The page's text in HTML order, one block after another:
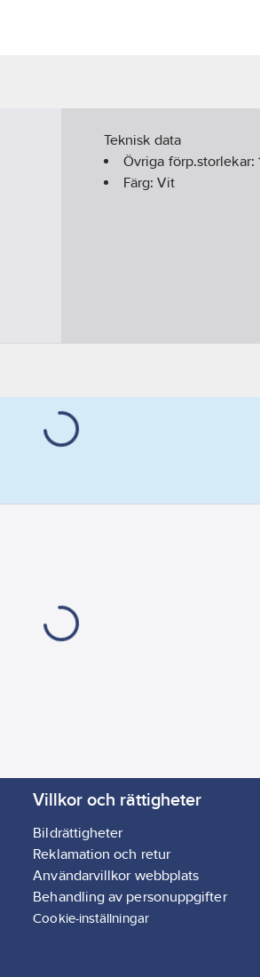
Teknisk data
Övriga förp.storlekar:
Färg:Vit
Villkor och rättigheter
Bildrättigheter
Reklamation och retur
Användarvillkor webbplats
Behandling av personuppgifter
Cookie-inställningar